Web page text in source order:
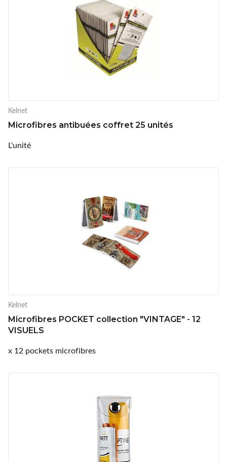
Kelnet
Microfibres antibuées coffret 25 unités
L'unité
Kelnet
Microfibres POCKET collection "VINTAGE" - 12
VISUELS
x 12 pockets microfibres